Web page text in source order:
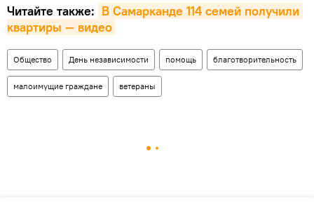
Читайте также: В Самарканде 114 семей получили
квартиры — видео
Общество День независимости помощь благотворительность
малоимущие граждане ветераны